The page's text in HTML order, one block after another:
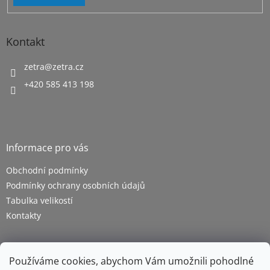
Používáme cookies, abychom Vám umožnili pohodlné
Kontakt
zetra@zetra.cz
+420 585 413 198
Informace pro vás
Obchodní podmínky
Podmínky ochrany osobních údajů
Tabulka velikostí
Kontakty